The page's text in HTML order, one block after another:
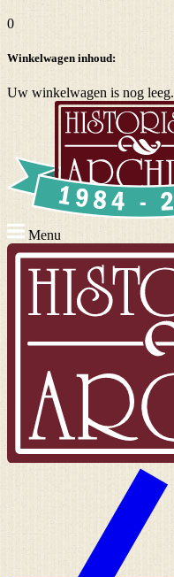
0
Winkelwagen inhoud:
Uw winkelwagen is nog leeg.
Menu